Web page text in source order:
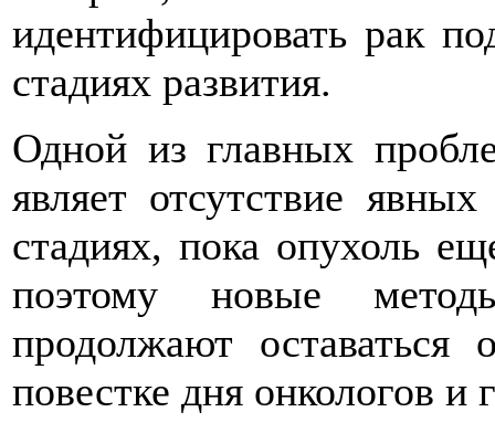
идентифицировать рак
стадиях развития.
Одной из главных
являет отсутствие
стадиях, пока опухоль
поэтому новые
продолжают
повестке дня онкологов и